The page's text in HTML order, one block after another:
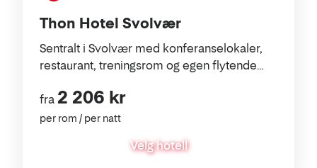
Thon Hotel Svolvær
Sentralt i Svolvær med konferanselokaler,
restaurant, treningsrom og egen flytende
opphold i Lofoten.
fra 2 206 kr
per rom / per natt
Velg hotell